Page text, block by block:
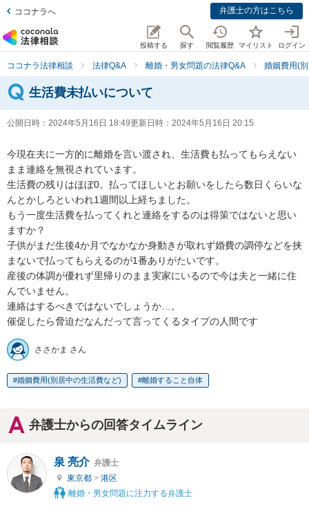
ココナラへ 弁護士の方はこちら
投稿する 探す 閲覧履歴 マイリスト ログイン
ココナラ法律相談 法律Q&A 離婚・男女問題の法律Q&A 婚姻費用(
生活費未払いについて
公開日時： 2024年5月16日 18:49更新日時： 2024年5月16日 20:15
今現在夫に一方的に離婚を言い渡され、生活費も払ってもらえない
まま連絡を無視されています。
生活費の残りはほぼ0。払ってほしいとお願いをしたら数日くらいな
んとかしろといわれ1週間以上経ちました。
もう一度生活費を払ってくれと連絡をするのは得策ではないと思い
ますか？
子供がまだ生後4か月でなかなか身動きが取れず婚費の調停などを挟
まないで払ってもらえるのが1番ありがたいです。
産後の体調が優れず里帰りのまま実家にいるので今は夫と一緒に住
んでいません。
連絡はするべきではないでしょうか…。
催促したら脅迫だなんだって言ってくるタイプの人間です
ささかま さん
婚姻費用(別居中の生活費など) 離婚すること自体
弁護士からの回答タイムライン
泉 亮介 弁護士
東京都 > 港区
離婚・男女問題に注力する弁護士